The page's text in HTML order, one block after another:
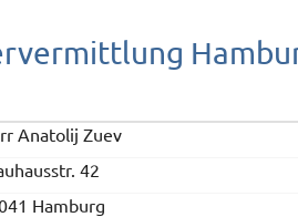
Anatolij Zuev
42
Hamburg